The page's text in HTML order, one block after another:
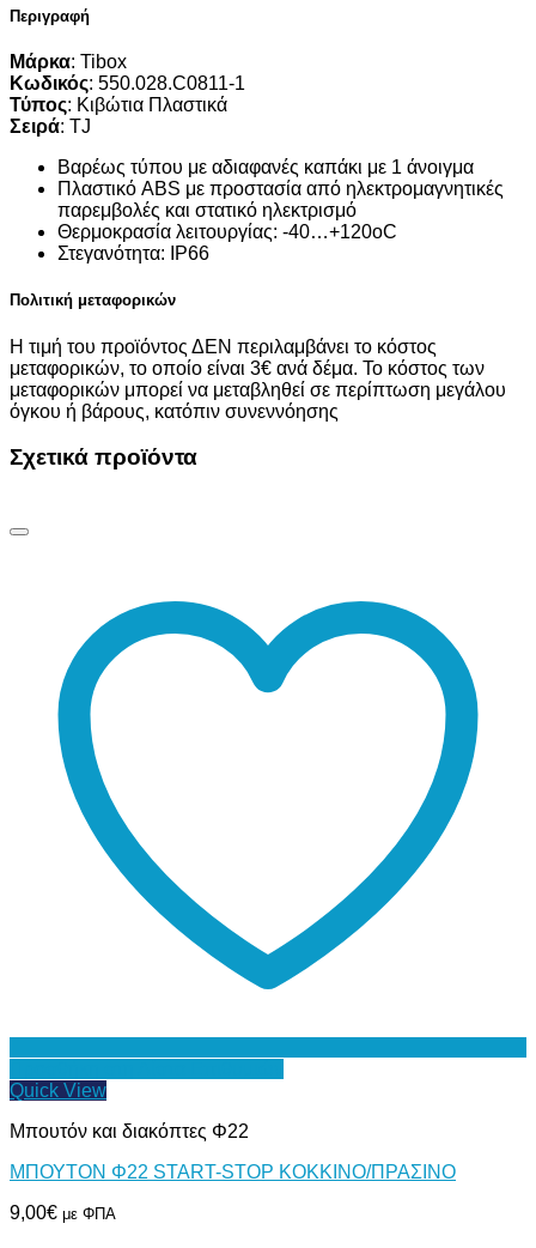
Περιγραφή
Μάρκα: Tibox
Κωδικός: 550.028.C0811-1
Τύπος: Κιβώτια Πλαστικά
Σειρά: ΤJ
Βαρέως τύπου με αδιαφανές καπάκι με 1 άνοιγμα
Πλαστικό ABS με προστασία από ηλεκτρομαγνητικές
παρεμβολές και στατικό ηλεκτρισμό
Θερμοκρασία λειτουργίας: -40…+120οC
Στεγανότητα: IP66
Πολιτική μεταφορικών
Η τιμή του προϊόντος ΔΕΝ περιλαμβάνει το κόστος
μεταφορικών, το οποίο είναι 3€ ανά δέμα. Το κόστος των
μεταφορικών μπορεί να μεταβληθεί σε περίπτωση μεγάλου
όγκου ή βάρους, κατόπιν συνεννόησης
Σχετικά προϊόντα
Quick View
Μπουτόν και διακόπτες Φ22
ΜΠΟΥΤΟΝ Φ22 START-STOP ΚΟΚΚΙΝΟ/ΠΡΑΣΙΝΟ
9,00€ με ΦΠΑ